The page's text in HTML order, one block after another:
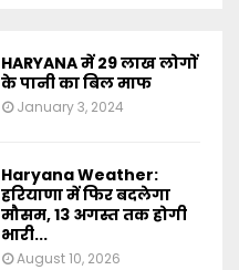
HARYANA में 29 लाख लोगों
के पानी का बिल माफ
January 3, 2024
Haryana Weather:
हरियाणा में फिर बदलेगा
मौसम, 13 अगस्त तक होगी
भारी...
August 10, 2026